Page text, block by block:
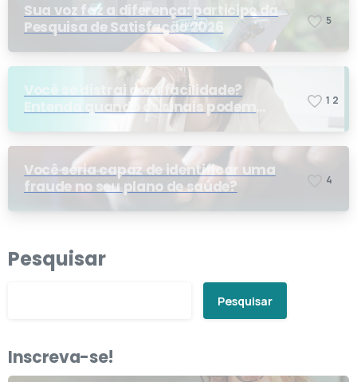
Sua voz faz a diferença: participe da
Pesquisa de Satisfação 2026
5
Você se distrai com facilidade?
Entenda quando os sinais podem
1 2
Você seria capaz de identificar uma
fraude no seu plano de saúde?
4
Pesquisar
Pesquisar
Inscreva-se!